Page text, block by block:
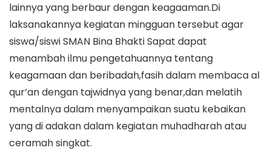
lainnya yang berbaur dengan keagaaman.Di
laksanakannya kegiatan mingguan tersebut agar
siswa/siswi SMAN Bina Bhakti Sapat dapat
menambah ilmu pengetahuannya tentang
keagamaan dan beribadah,fasih dalam membaca al
qur’an dengan tajwidnya yang benar,dan melatih
mentalnya dalam menyampaikan suatu kebaikan
yang di adakan dalam kegiatan muhadharah atau
ceramah singkat.